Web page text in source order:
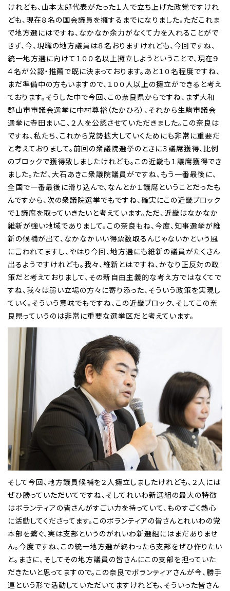
けれども、山本太郎代表がたった１人で立ち上げた政党ですけれ
ども、現在８名の国会議員を擁するまでになりました。ただこれま
で地方選にはですね、なかなか余力がなくて力を入れることがで
きず、今、現職の地方議員は８名おりますけれども、今回ですね、
統一地方選に向けて１００名以上擁立しようということで、現在９
４名が公認・推薦で既に決まっております。あと１０名程度ですね、
まだ準備中の方もいますので、１００人以上の擁立ができると考え
ております。そうした中で今回、この奈良県からですね、まず大和
郡山市市議会選挙に中村尊裕（たかひろ）、それから生駒市議会
選挙に寺田まいこ、２人を公認させていただきました。この奈良は
ですね、私たち、これから党勢拡大していくためにも非常に重要だ
と考えておりまして。前回の衆議院選挙のときに３議席獲得、比例
のブロックで獲得致しましたけれども。この近畿も１議席獲得でき
ました。ただ、大石あきこ衆議院議員がですね、もう一番最後に、
全国で一番最後に滑り込んで、なんとか１議席ということだったも
んですから、次の衆議院選挙でもですね、確実にこの近畿ブロック
で１議席を取っていきたいと考えています。ただ、近畿はなかなか
維新が強い地域でありまして。この奈良もね、今度、知事選挙が維
新の候補が出て、なかなかいい得票数取るんじゃないかという風
に言われてますし、やはり今回、地方選にも維新の議員がたくさん
出るようですけれども。我々、維新とはですね、かなり正反対の政
策だと考えておりまして、その新自由主義的な考え方ではなくてで
すね、我々は弱い立場の方々に寄り添った、そういう政策を実現し
ていく。そういう意味でもですね、この近畿ブロック、そしてこの奈
良県っていうのは非常に重要な選挙区だと考えています。
そして今回、地方議員候補を２人擁立しましたけれども、２人には
ぜひ勝っていただいてですね、そしてれいわ新選組の最大の特徴
はボランティアの皆さんがすごい力を持っていて、ものすごく熱心
に活動してくださってます。このボランティアの皆さんとれいわの党
本部を繋ぐ、実は支部というのがれいわ新選組にはまだありませ
ん。今度ですね、この統一地方選が終わったら支部をぜひ作りたい
と。まさに、そしてその地方議員の皆さんにこの支部を担っていた
だきたいと思ってますので。この奈良でボランティアさんが今、勝手
連という形で活動していただいてますけれども、そういった皆さん